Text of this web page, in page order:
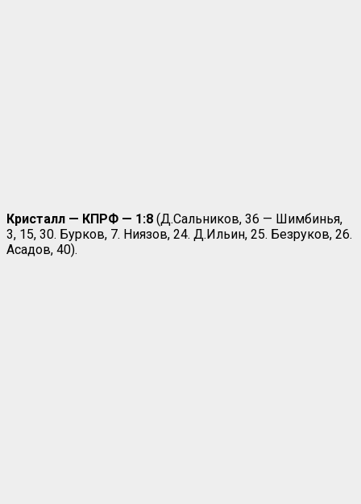
Кристалл — КПРФ — 1:8 (Д.Сальников, 36 — Шимбинья,
3, 15, 30. Бурков, 7. Ниязов, 24. Д.Ильин, 25. Безруков, 26.
Асадов, 40).